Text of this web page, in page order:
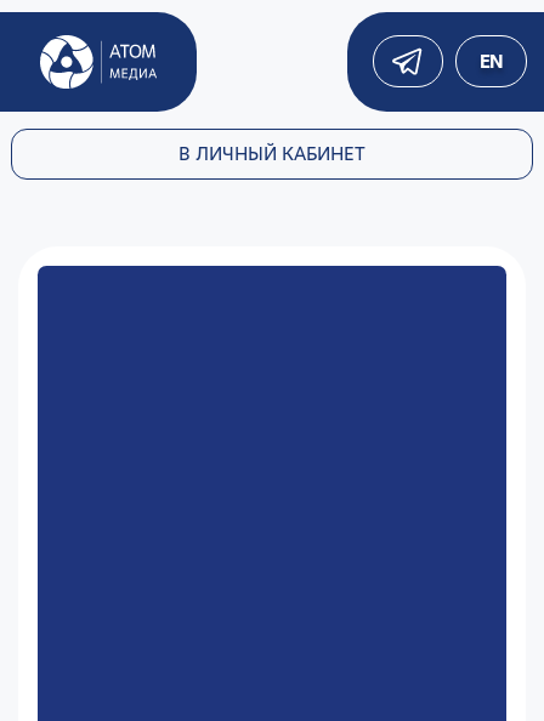
EN
В ЛИЧНЫЙ КАБИНЕТ